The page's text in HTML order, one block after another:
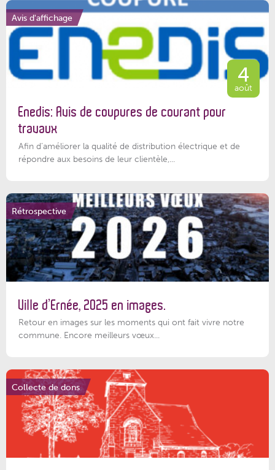
Avis d'affichage
4
août
Enedis: Avis de coupures de courant pour
travaux
Afin d’améliorer la qualité de distribution électrique et de
répondre aux besoins de leur clientèle,...
Rétrospective
Ville d’Ernée, 2025 en images.
Retour en images sur les moments qui ont fait vivre notre
commune. Encore meilleurs vœux...
Collecte de dons